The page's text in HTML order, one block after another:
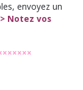
envoyez un
Notez vos